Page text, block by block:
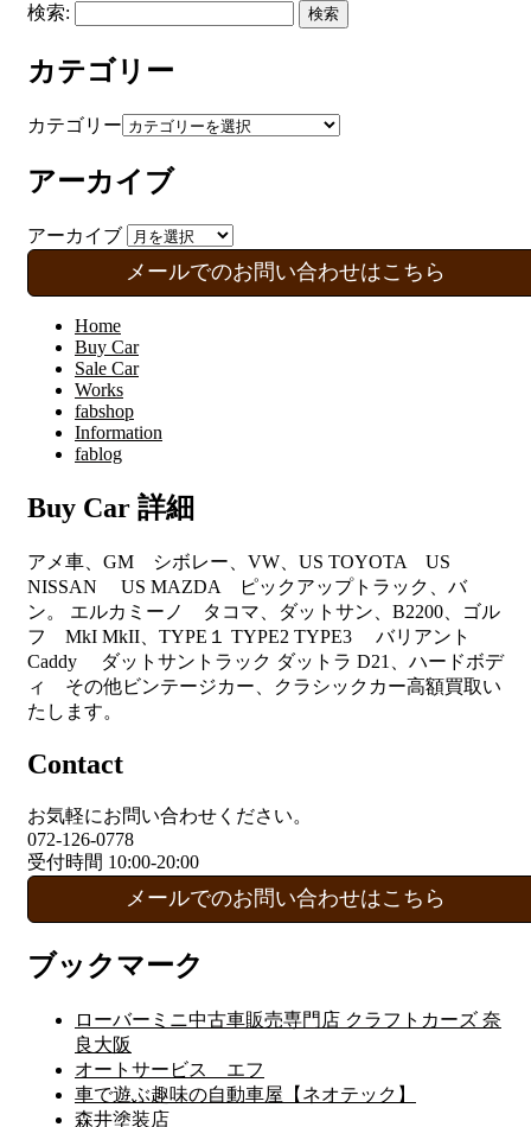
検索:
カテゴリー
カテゴリー
アーカイブ
アーカイブ
メールでのお問い合わせはこちら
Home
Buy Car
Sale Car
Works
fabshop
Information
fablog
Buy Car 詳細
アメ車、GM シボレー、VW、US TOYOTA US
NISSAN US MAZDA ピックアップトラック、バ
ン。 エルカミーノ タコマ、ダットサン、B2200、ゴル
フ MkI MkII、TYPE１ TYPE2 TYPE3 バリアント
Caddy ダットサントラック ダットラ D21、ハードボデ
ィ その他ビンテージカー、クラシックカー高額買取い
たします。
Contact
お気軽にお問い合わせください。
072-126-0778
受付時間 10:00-20:00
メールでのお問い合わせはこちら
ブックマーク
ローバーミニ中古車販売専門店 クラフトカーズ 奈
良大阪
オートサービス エフ
車で遊ぶ趣味の自動車屋【ネオテック】
森井塗装店